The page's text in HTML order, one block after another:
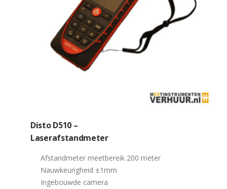
Disto D510 –
Laserafstandmeter
Afstandmeter meetbereik 200 meter
Nauwkeurigheid ±1mm
Ingebouwde camera